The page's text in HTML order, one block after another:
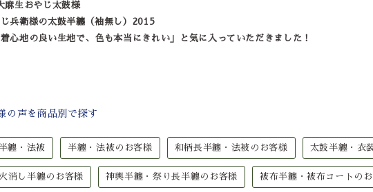
麻生おやじ太鼓様
じ兵衛様の太鼓半纏（袖無し）2015
着心地の良い生地で、色も本当にきれい」と気に入っていただきました！
の声を商品別で探す
纏・法被 半纏・法被のお客様 和柄長半纏・法被のお客様 太鼓半纏・衣
消し半纏のお客様 神輿半纏・祭り長半纏のお客様 被布半纏・被布コートの